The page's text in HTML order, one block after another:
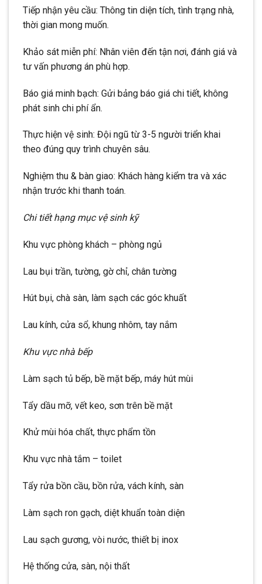
Tiếp nhận yêu cầu: Thông tin diện tích, tình trạng nhà,
thời gian mong muốn.
Khảo sát miễn phí: Nhân viên đến tận nơi, đánh giá và
tư vấn phương án phù hợp.
Báo giá minh bạch: Gửi bảng báo giá chi tiết, không
phát sinh chi phí ẩn.
Thực hiện vệ sinh: Đội ngũ từ 3-5 người triển khai
theo đúng quy trình chuyên sâu.
Nghiệm thu & bàn giao: Khách hàng kiểm tra và xác
nhận trước khi thanh toán.
Chi tiết hạng mục vệ sinh kỹ
Khu vực phòng khách – phòng ngủ
Lau bụi trần, tường, gờ chỉ, chân tường
Hút bụi, chà sàn, làm sạch các góc khuất
Lau kính, cửa sổ, khung nhôm, tay nắm
Khu vực nhà bếp
Làm sạch tủ bếp, bề mặt bếp, máy hút mùi
Tẩy dầu mỡ, vết keo, sơn trên bề mặt
Khử mùi hóa chất, thực phẩm tồn
Khu vực nhà tắm – toilet
Tẩy rửa bồn cầu, bồn rửa, vách kính, sàn
Làm sạch ron gạch, diệt khuẩn toàn diện
Lau sạch gương, vòi nước, thiết bị inox
Hệ thống cửa, sàn, nội thất